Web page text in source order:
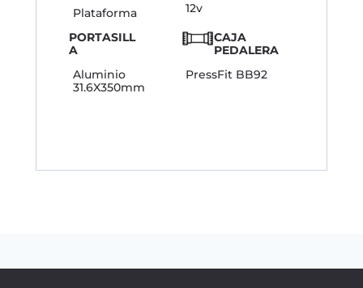
Plataforma
12v
PORTASILL
A
Aluminio
31.6X350mm
CAJA
PEDALERA
PressFit BB92